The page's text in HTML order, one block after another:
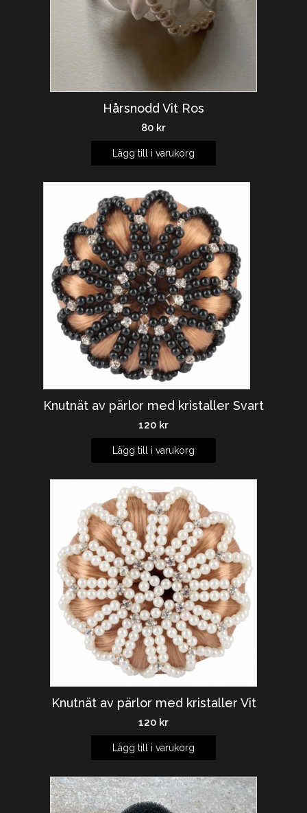
Hårsnodd Vit Ros
80 kr
Lägg till i varukorg
Knutnät av pärlor med kristaller Svart
120 kr
Lägg till i varukorg
Knutnät av pärlor med kristaller Vit
120 kr
Lägg till i varukorg